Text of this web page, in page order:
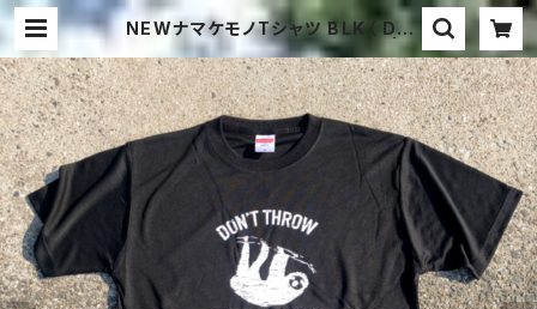
NEWナマケモノTシャツ BLK（ DO
N'T THROW TRASH HERE ) | H
ULAMINGOS -フラミンゴス